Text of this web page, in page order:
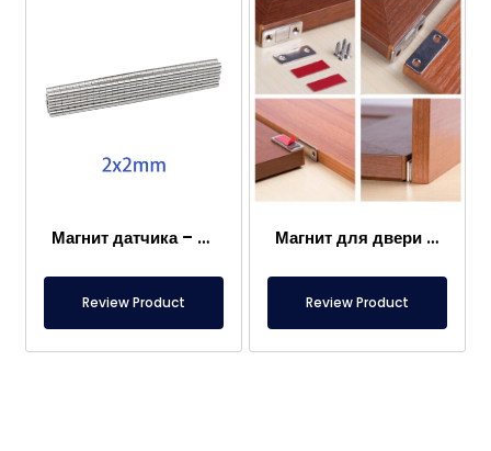
Магнит датчика – 2×2 мм
Review Product
Магнит для двери каравана
Review Product